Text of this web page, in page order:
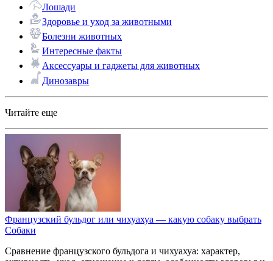
Лошади
Здоровье и уход за животными
Болезни животных
Интересные факты
Аксессуары и гаджеты для животных
Динозавры
Читайте еще
Французский бульдог или чихуахуа — какую собаку выбрать
Собаки
Сравнение французского бульдога и чихуахуа: характер,